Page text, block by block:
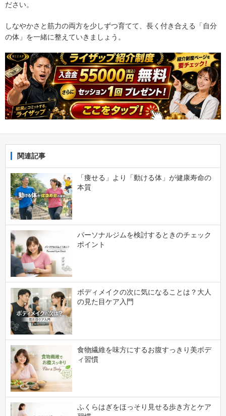
ださい。
しなやかさと筋力の両方を少しずつ育てて、長く付き合える「自分
の体」を一緒に整えていきましょう。
関連記事
「痩せる」より「動ける体」が健康寿命の
本質
パーソナルジムを検討するときのチェック
ポイント
ボディメイクの次に気になることは？大人
の見た目ケア入門
食物繊維を味方にするお腹すっきり美ボデ
ィ習慣
ふくらはぎをほっそり見せる歩き方とケア